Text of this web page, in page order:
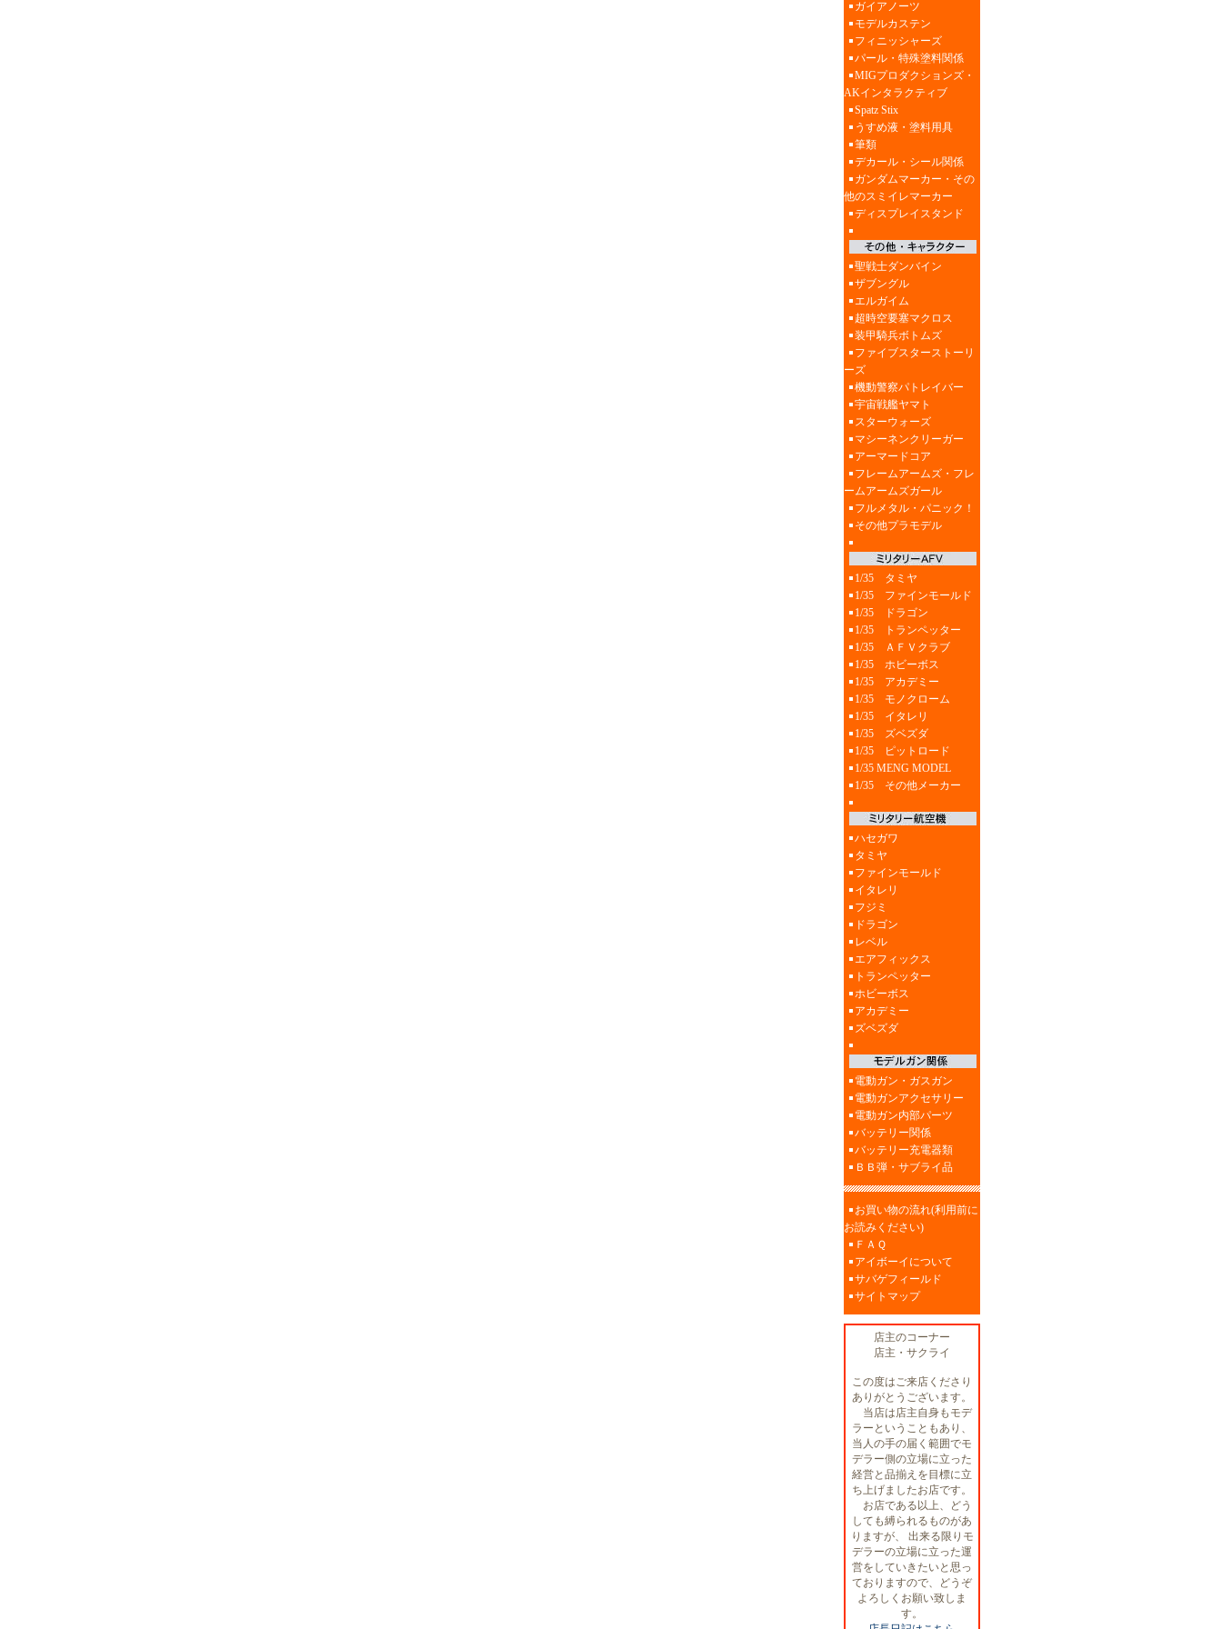
ガイアノーツ
モデルカステン
フィニッシャーズ
パール・特殊塗料関係
MIGプロダクションズ・
AKインタラクティブ
Spatz Stix
うすめ液・塗料用具
筆類
デカール・シール関係
ガンダムマーカー・その
他のスミイレマーカー
ディスプレイスタンド
聖戦士ダンバイン
ザブングル
エルガイム
超時空要塞マクロス
装甲騎兵ボトムズ
ファイブスターストーリ
ーズ
機動警察パトレイバー
宇宙戦艦ヤマト
スターウォーズ
マシーネンクリーガー
アーマードコア
フレームアームズ・フレ
ームアームズガール
フルメタル・パニック！
その他プラモデル
1/35 タミヤ
1/35 ファインモールド
1/35 ドラゴン
1/35 トランペッター
1/35 ＡＦＶクラブ
1/35 ホビーボス
1/35 アカデミー
1/35 モノクローム
1/35 イタレリ
1/35 ズベズダ
1/35 ピットロード
1/35 MENG MODEL
1/35 その他メーカー
ハセガワ
タミヤ
ファインモールド
イタレリ
フジミ
ドラゴン
レベル
エアフィックス
トランペッター
ホビーボス
アカデミー
ズベズダ
電動ガン・ガスガン
電動ガンアクセサリー
電動ガン内部パーツ
バッテリー関係
バッテリー充電器類
ＢＢ弾・サブライ品
お買い物の流れ(利用前に
お読みください)
ＦＡＱ
アイボーイについて
サバゲフィールド
サイトマップ
店主のコーナー
店主・サクライ
この度はご来店くださり
ありがとうございます。
当店は店主自身もモデ
ラーということもあり、
当人の手の届く範囲でモ
デラー側の立場に立った
経営と品揃えを目標に立
ち上げましたお店です。
お店である以上、どう
しても縛られるものがあ
りますが、 出来る限りモ
デラーの立場に立った運
営をしていきたいと思っ
ておりますので、どうぞ
よろしくお願い致しま
す。